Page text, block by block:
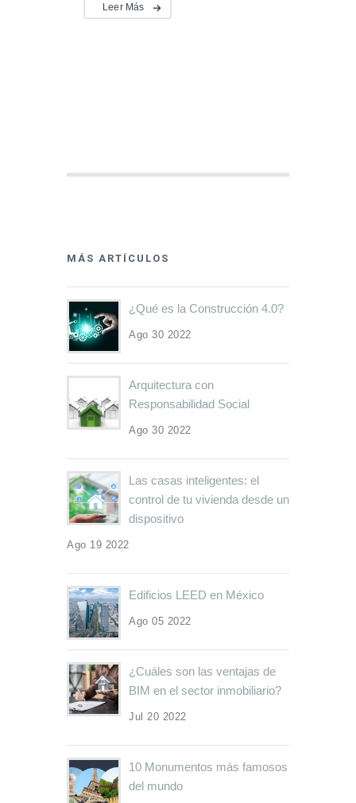
Leer Más
MÁS ARTÍCULOS
¿Qué es la Construcción 4.0?
Ago 30 2022
Arquitectura con
Responsabilidad Social
Ago 30 2022
Las casas inteligentes: el
control de tu vivienda desde un
dispositivo
Ago 19 2022
Edificios LEED en México
Ago 05 2022
¿Cuáles son las ventajas de
BIM en el sector inmobiliario?
Jul 20 2022
10 Monumentos más famosos
del mundo